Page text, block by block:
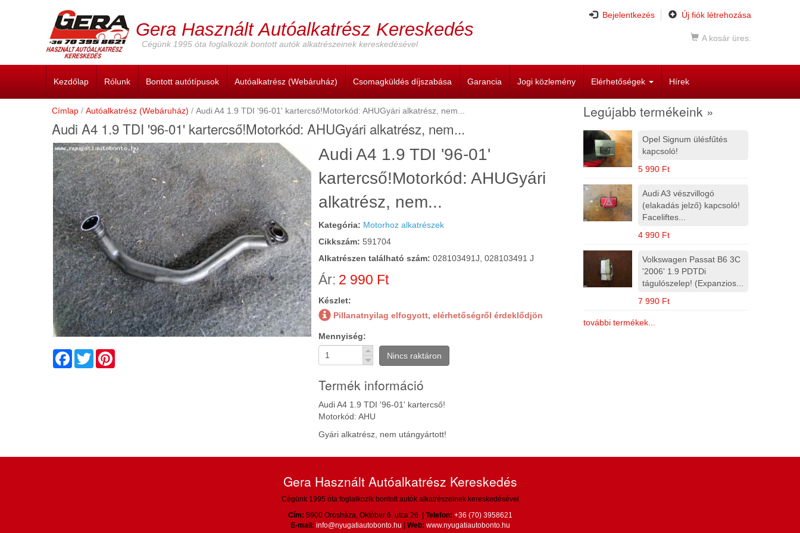
Gera Használt Autóalkatrész Kereskedés
Cégünk 1995 óta foglalkozik bontott autók alkatrészeinek kereskedésével
Bejelentkezés Új fiók létrehozása
A kosár üres.
Kezdőlap Rólunk Bontott autótípusok Autóalkatrész (Webáruház) Csomagküldés díjszabása Garancia Jogi közlemény Elérhetőségek Hírek
Címlap Autóalkatrész (Webáruház) Audi A4 1.9 TDI '96-01' kartercső!Motorkód: AHUGyári alkatrész, nem...
Audi A4 1.9 TDI '96-01' kartercső!Motorkód: AHUGyári alkatrész, nem...
Facebook
Twitter
Cím:
Audi A4 1.9 TDI '96-01'
kartercső!Motorkód: AHUGyári
alkatrész, nem...
Kategória: Motorhoz alkatrészek
Cikkszám:591704
Alkatrészen található szám:028103491J, 028103491 J
Ár: 2 990 Ft
Készlet:
Pillanatnyilag elfogyott, elérhetőségről érdeklődjön
Mennyiség
Nincs raktáron
Termék információ
Audi A4 1.9 TDI '96-01' kartercső!
Motorkód: AHU
Gyári alkatrész, nem utángyártott!
Legújabb termékeink »
Opel Signum ülésfűtés
kapcsoló!
5 990 Ft
Audi A3 vészvillogó
(elakadás jelző) kapcsoló!
Faceliftes...
4 990 Ft
Volkswagen Passat B6 3C
'2006' 1.9 PDTDi
tágulószelep! (Expanzios...
7 990 Ft
további termékek...
Gera Használt Autóalkatrész Kereskedés
Cégünk 1995 óta foglalkozik bontott autók alkatrészeinek kereskedésével
Cím: 5900 Orosháza, Október 6. utca 26. | Telefon: +36 (70) 3958621
E-mail: info@nyugatiautobonto.hu | Web: www.nyugatiautobonto.hu